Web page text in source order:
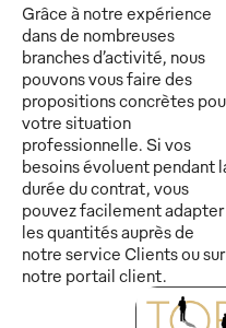
Grâce à notre expérience
dans de nombreuses
branches d’activité, nous
pouvons vous faire des
propositions concrètes
votre situation
professionnelle. Si vos
besoins évoluent pendant
durée du contrat, vous
pouvez facilement adapter
les quantités auprès de
notre service Clients ou sur
notre portail client.